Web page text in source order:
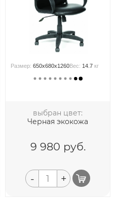
Размер:650x680x1260Вес: 14.7 кг
выбран цвет:
Черная экокожа
9 980 руб.
- +